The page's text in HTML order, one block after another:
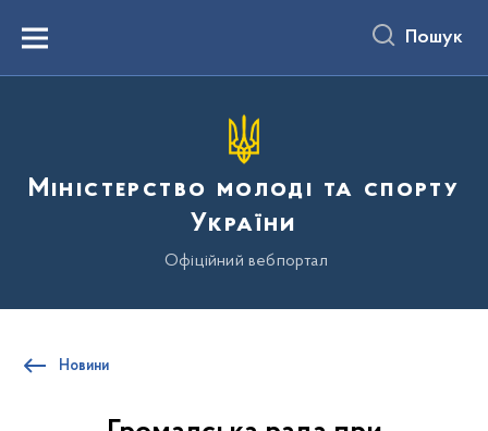
вмістуMenu Пошук
Міністерство молоді та спорту
України
Офіційний вебпортал
Новини